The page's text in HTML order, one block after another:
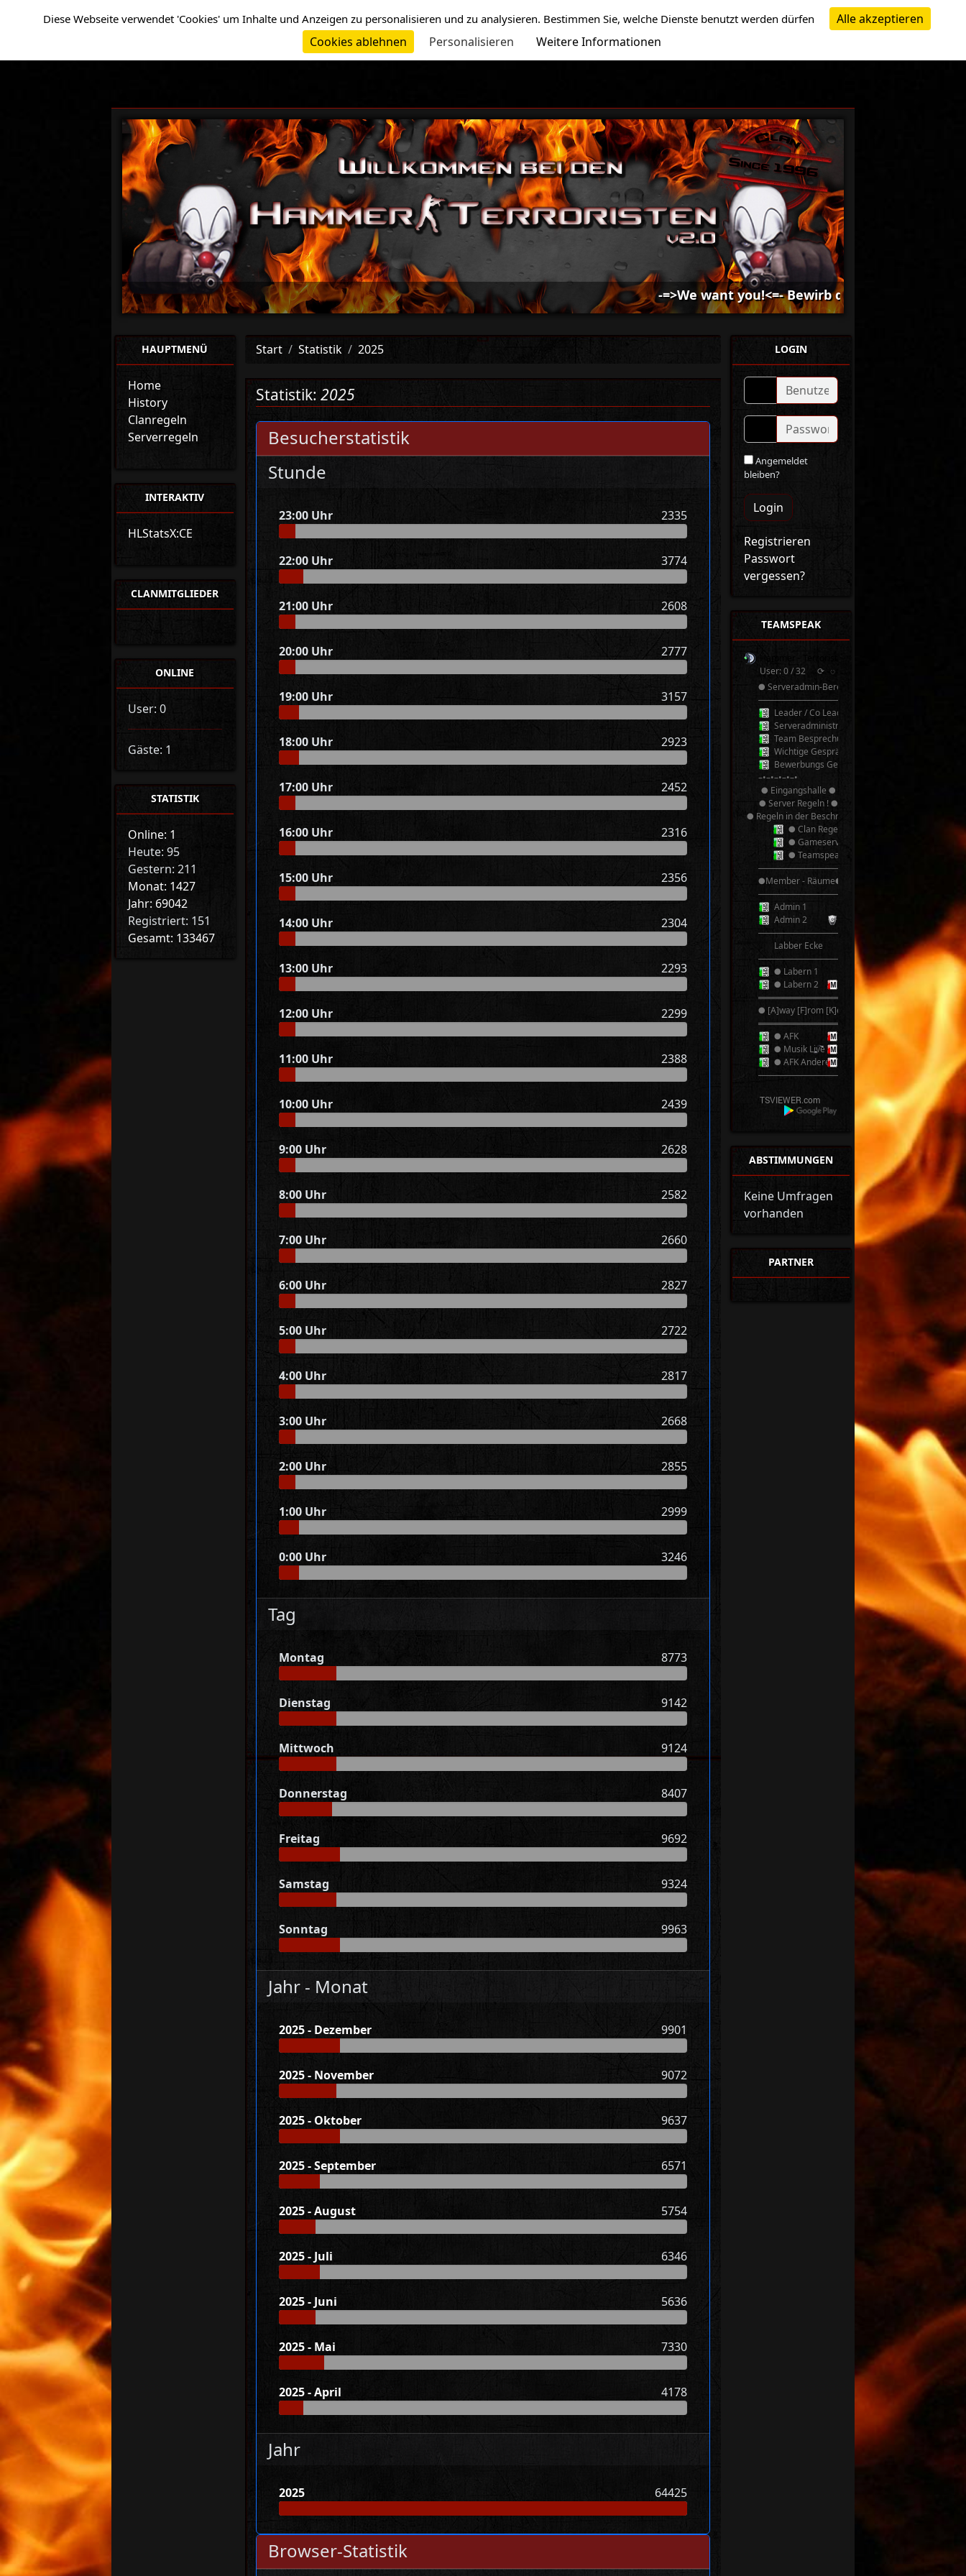
-=>We want you!<=- Bewirb dich bei uns -=>We want
HAUPTMENÜ
Home
History
Clanregeln
Serverregeln
INTERAKTIV
HLStatsX:CE
CLANMITGLIEDER
ONLINE
User: 0
Gäste: 1
STATISTIK
Online: 1
Heute: 95
Gestern: 211
Monat: 1427
Jahr: 69042
Registriert: 151
Gesamt: 133467
Start Statistik 2025
Statistik:2025
Besucherstatistik
Stunde
23:00 Uhr 2335
22:00 Uhr 3774
21:00 Uhr 2608
20:00 Uhr 2777
19:00 Uhr 3157
18:00 Uhr 2923
17:00 Uhr 2452
16:00 Uhr 2316
15:00 Uhr 2356
14:00 Uhr 2304
13:00 Uhr 2293
12:00 Uhr 2299
11:00 Uhr 2388
10:00 Uhr 2439
9:00 Uhr 2628
8:00 Uhr 2582
7:00 Uhr 2660
6:00 Uhr 2827
5:00 Uhr 2722
4:00 Uhr 2817
3:00 Uhr 2668
2:00 Uhr 2855
1:00 Uhr 2999
0:00 Uhr 3246
Tag
Montag 8773
Dienstag 9142
Mittwoch 9124
Donnerstag 8407
Freitag 9692
Samstag 9324
Sonntag 9963
Jahr - Monat
2025 - Dezember 9901
2025 - November 9072
2025 - Oktober 9637
2025 - September 6571
2025 - August 5754
2025 - Juli 6346
2025 - Juni 5636
2025 - Mai 7330
2025 - April 4178
Jahr
2025 64425
Browser-Statistik
LOGIN
Angemeldet
bleiben?
Login
Registrieren
Passwort
vergessen?
TEAMSPEAK
User: 0 / 32
⟳ ◌
● Serveradmin-Bereich ●
──────────
Leader / Co Leader
Serveradministrator
Team Besprechung
Wichtige Gespräche! Bitte nicht Stören!
Bewerbungs Gespräche
–•–•–•–•–•
● Eingangshalle ●
● Server Regeln ! ●
● Regeln in der Beschreibung ●
● Clan Regeln ●
● Gameserver Regeln ●
● Teamspeak 3 Regeln ●
──────────
●Member - Räume●
──────────
Admin 1
Admin 2
──────────
Labber Ecke
──────────
● Labern 1
● Labern 2
══════════
● [A]way [F]rom [K]eyboard ●
══════════
● AFK
● Musik Live
● AFK Anderer TS
──────────
ABSTIMMUNGEN
Keine Umfragen
vorhanden
PARTNER
Diese Webseite verwendet 'Cookies' um Inhalte und Anzeigen zu personalisieren und zu analysieren. Bestimmen Sie, welche Dienste benutzt werden dürfen
Alle akzeptieren
Cookies ablehnen
Personalisieren Weitere Informationen